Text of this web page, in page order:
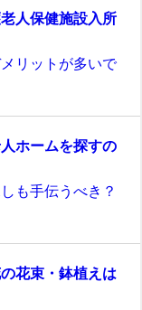
人保健施設入所
リットが多いで
ホームを探すの
も手伝うべき？
花束・鉢植えは